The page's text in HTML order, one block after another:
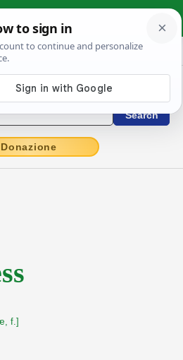
Latin Dictionary
Donazione
f.]